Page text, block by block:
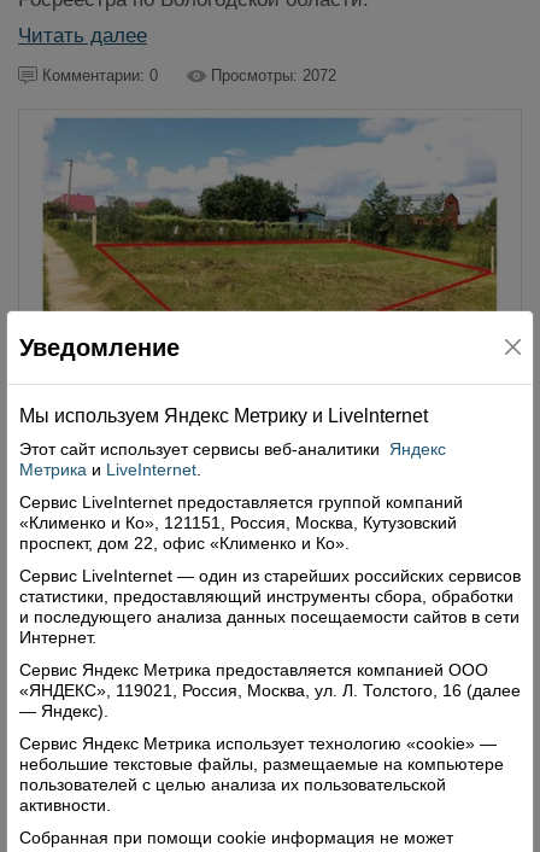
Читать далее
Комментарии: 0 Просмотры: 2072
Отсутствие межевания не лишает
права собственности на землю
19.01.2018
В последнее время в адрес Управления Росреестра
по Вологодской области поступает множество
вопросов от граждан о необходимости установления
границ (так называемого межевания) земельных
участков. На актуальные вопросы об установлении
границ земельных участков отвечает начальник
отдела регистрации земельных участков, арестов,
ограничений Елена Александровна Орлова.
Читать далее
Комментарии: 0 Просмотры: 4221
Случаи электронной регистрации прав
Уведомление
Мы используем Яндекс Метрику и Livelnternet
Этот сайт использует сервисы веб-аналитики
Яндекс
Метрика и LiveInternet
Сервис LiveInternet предоставляется группой компаний
«Клименко и Ко», 121151, Россия, Москва, Кутузовский
проспект, дом 22, офис «Клименко и Ко».
Сервис LiveInternet — один из старейших российских сервисов
статистики, предоставляющий инструменты сбора, обработки
и последующего анализа данных посещаемости сайтов в сети
Интернет.
Сервис Яндекс Метрика предоставляется компанией ООО
«ЯНДЕКС», 119021, Россия, Москва, ул. Л. Толстого, 16 (далее
— Яндекс).
Сервис Яндекс Метрика использует технологию «cookie» —
небольшие текстовые файлы, размещаемые на компьютере
пользователей с целью анализа их пользовательской
активности.
Собранная при помощи cookie информация не может